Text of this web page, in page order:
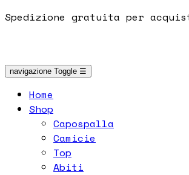
Spedizione gratuita per
navigazione Toggle ☰
Home
Shop
Capospalla
Camicie
Top
Abiti